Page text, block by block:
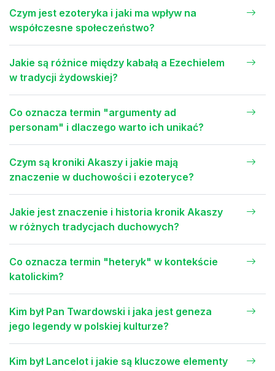
Czym jest ezoteryka i jaki ma wpływ na
współczesne społeczeństwo?
Jakie są różnice między kabałą a Ezechielem
w tradycji żydowskiej?
Co oznacza termin "argumenty ad
personam" i dlaczego warto ich unikać?
Czym są kroniki Akaszy i jakie mają
znaczenie w duchowości i ezoteryce?
Jakie jest znaczenie i historia kronik Akaszy
w różnych tradycjach duchowych?
Co oznacza termin "heteryk" w kontekście
katolickim?
Kim był Pan Twardowski i jaka jest geneza
jego legendy w polskiej kulturze?
Kim był Lancelot i jakie są kluczowe elementy